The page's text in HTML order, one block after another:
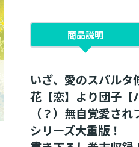
商品説明
いざ、愛のスパルタ
花【恋】より団子【
（？）無自覚愛さ
シリーズ大重版！